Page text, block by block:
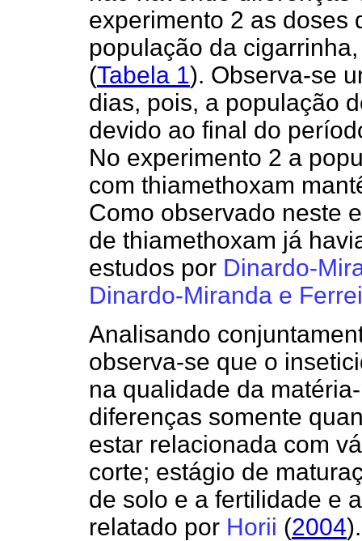
experimento 2 as doses
população da
(Tabela 1). Observa-se
dias, pois, a população
devido ao final do
No experimento 2 a
com thiamethoxam
Como observado neste
de thiamethoxam já
estudos por Dinardo-
Dinardo-Miranda e
Analisando
observa-se que o
na qualidade da
diferenças somente
estar relacionada com
corte; estágio de
de solo e a fertilidade e
relatado por Horii (2004).